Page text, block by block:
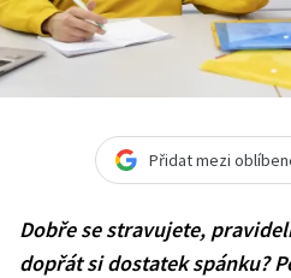
Přidat mezi
Dobře se stravujete,
dopřát si dostatek spánku?